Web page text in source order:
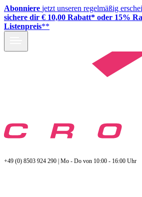
Abonniere jetzt unseren regelmäßig
sichere dir € 10,00 Rabatt* oder 15%
Listenpreis**
+49 (0) 8503 924 290 | Mo - Do von 10:00 - 16:00 Uhr